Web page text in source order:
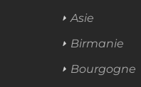
Asie
Birmanie
Bourgogne